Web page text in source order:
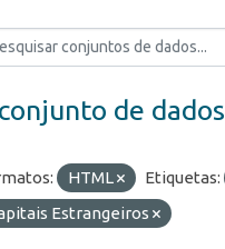
de
HTML Etiquetas:
Estrangeiros